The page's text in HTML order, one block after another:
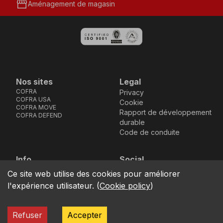
storefrontAménagement de magasin
Nos sites
COFRA
COFRA USA
COFRA MOVE
COFRA DEFEND
Legal
Privacy
Cookie
Rapport de développement
durable
Code de conduite
Info
location_on
Via dell’Euro 53-57-59,
76121 Barletta - BT -
ITALIA
Social
Facebook
Instagram
Youtube
LinkedIn
COFRA S.r.l. Partita Iva IT02850580727
Ce site web utilise des cookies pour améliorer
l'expérience utilisateur. (Cookie policy)
Refuser Accepter